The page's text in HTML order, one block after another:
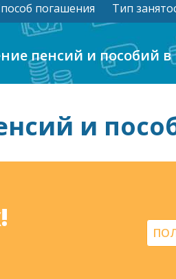
погашения Тип
пенсий и пособий в
и